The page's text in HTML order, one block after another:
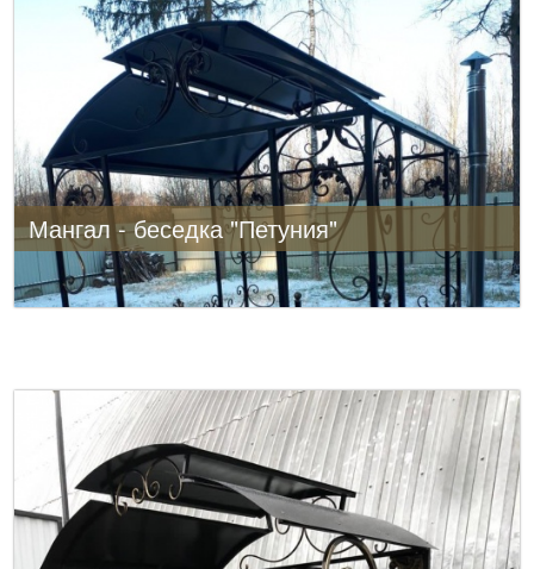
Мангал - беседка "Петуния"